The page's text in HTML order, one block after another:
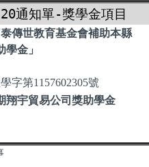
通知單-獎學金項目
傳世教育基金會補助本縣
學金」
字第1157602305號
翔宇貿易公司獎助學金